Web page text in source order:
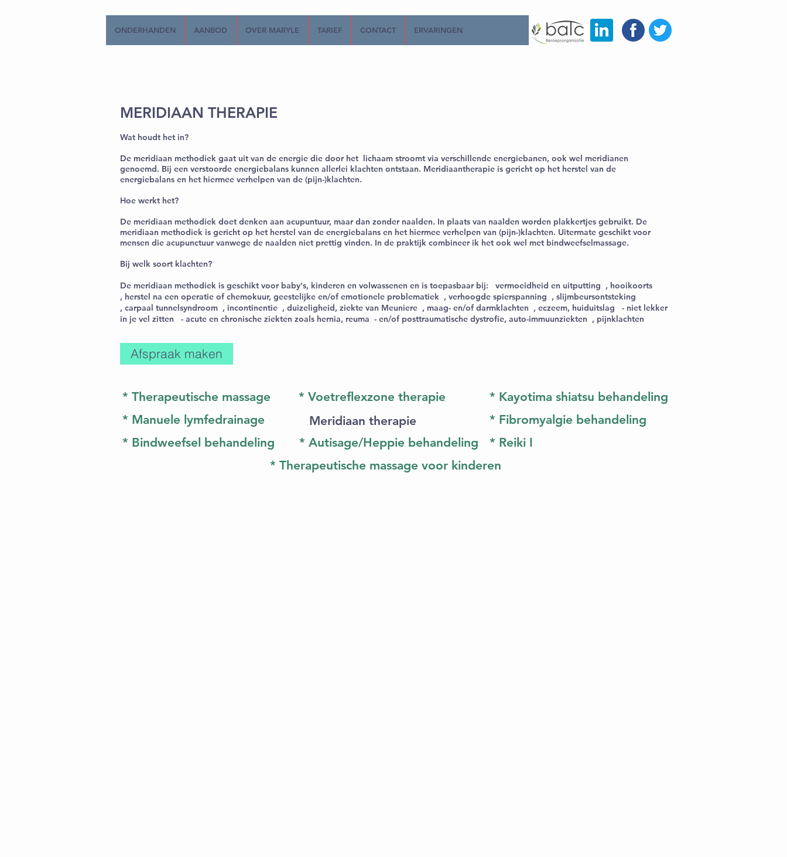
ONDERHANDEN AANBOD OVER MARYLE TARIEF CONTACT ERVARINGEN
MERIDIAAN THERAPIE
Wat houdt het in?
De meridiaan methodiek gaat uit van de energie die door het lichaam stroomt via verschillende energiebanen, ook wel meridianen
genoemd. Bij een verstoorde energiebalans kunnen allerlei klachten ontstaan. Meridiaantherapie is gericht op het herstel van de
energiebalans en het hiermee verhelpen van de (pijn-)klachten.
Hoe werkt het?
De meridiaan methodiek doet denken aan acupuntuur, maar dan zonder naalden. In plaats van naalden worden plakkertjes gebruikt. De
meridiaan methodiek is gericht op het herstel van de energiebalans en het hiermee verhelpen van (pijn-)klachten. Uitermate geschikt voor
mensen die acupunctuur vanwege de naalden niet prettig vinden. In de praktijk combineer ik het ook wel met bindweefselmassage.
Bij welk soort klachten?
De meridiaan methodiek is geschikt voor baby's, kinderen en volwassenen en is toepasbaar bij: vermoeidheid en uitputting , hooikoorts
, herstel na een operatie of chemokuur, geestelijke en/of emotionele problematiek , verhoogde spierspanning , slijmbeursontsteking
, carpaal tunnelsyndroom , incontinentie , duizeligheid, ziekte van Meuniere , maag- en/of darmklachten , eczeem, huiduitslag - niet lekker
in je vel zitten - acute en chronische ziekten zoals hernia, reuma - en/of posttraumatische dystrofie, auto-immuunziekten , pijnklachten
Afspraak maken
* Therapeutische massage
* Voetreflexzone therapie
* Manuele lymfedrainage
Meridiaan therapie
* Bindweefsel behandeling
* Autisage/Heppie behandeling
* Kayotima shiatsu behandeling
* Fibromyalgie behandeling
* Reiki I
* Therapeutische massage voor kinderen